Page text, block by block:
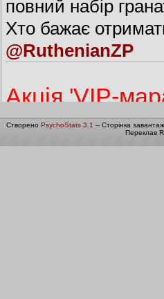
Створено PsychoStats 3.1 -- Сторінка
Переклав